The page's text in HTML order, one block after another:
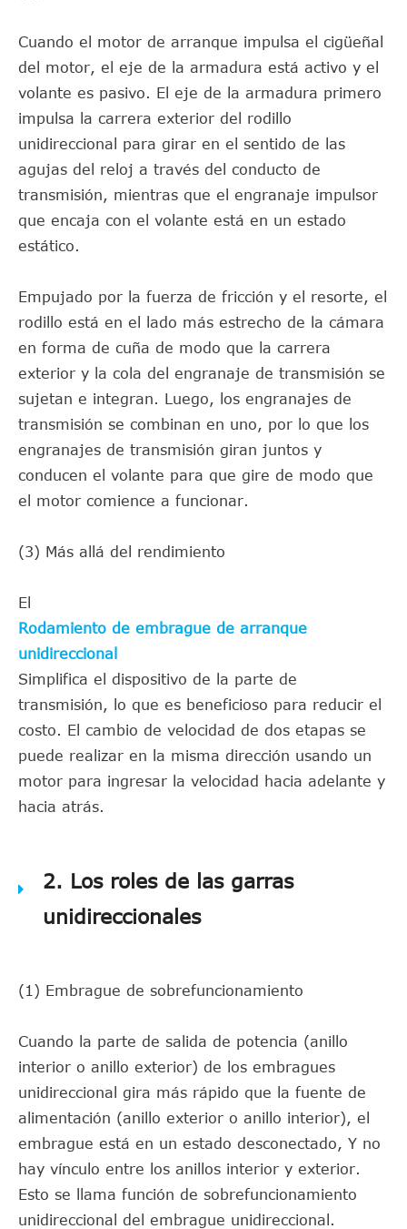
Cuando el motor de arranque impulsa el cigüeñal
del motor, el eje de la armadura está activo y el
volante es pasivo. El eje de la armadura primero
impulsa la carrera exterior del rodillo
unidireccional para girar en el sentido de las
agujas del reloj a través del conducto de
transmisión, mientras que el engranaje impulsor
que encaja con el volante está en un estado
estático.
Empujado por la fuerza de fricción y el resorte, el
rodillo está en el lado más estrecho de la cámara
en forma de cuña de modo que la carrera
exterior y la cola del engranaje de transmisión se
sujetan e integran. Luego, los engranajes de
transmisión se combinan en uno, por lo que los
engranajes de transmisión giran juntos y
conducen el volante para que gire de modo que
el motor comience a funcionar.
(3) Más allá del rendimiento
El
Rodamiento de embrague de arranque
unidireccional
Simplifica el dispositivo de la parte de
transmisión, lo que es beneficioso para reducir el
costo. El cambio de velocidad de dos etapas se
puede realizar en la misma dirección usando un
motor para ingresar la velocidad hacia adelante y
hacia atrás.
2. Los roles de las garras
unidireccionales
(1) Embrague de sobrefuncionamiento
Cuando la parte de salida de potencia (anillo
interior o anillo exterior) de los embragues
unidireccional gira más rápido que la fuente de
alimentación (anillo exterior o anillo interior), el
embrague está en un estado desconectado, Y no
hay vínculo entre los anillos interior y exterior.
Esto se llama función de sobrefuncionamiento
unidireccional del embrague unidireccional.